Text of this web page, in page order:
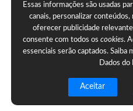
Essas informações são usadas
canais, personalizar
oferecer publicidade
consente com todos oscookies.
essenciais serão captados. Saiba
Dados
Aceitar